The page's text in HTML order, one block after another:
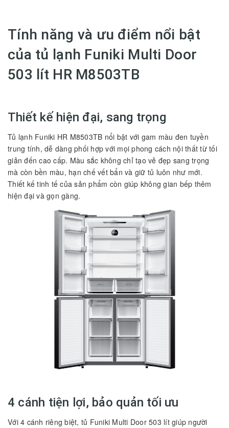
Tính năng và ưu điểm nổi bật
của tủ lạnh Funiki Multi Door
503 lít HR M8503TB
Thiết kế hiện đại, sang trọng
Tủ lạnh Funiki HR M8503TB nổi bật với gam màu đen tuyền
trung tính, dễ dàng phối hợp với mọi phong cách nội thất từ tối
giản đến cao cấp. Màu sắc không chỉ tạo vẻ đẹp sang trọng
mà còn bền màu, hạn chế vết bẩn và giữ tủ luôn như mới.
Thiết kế tinh tế của sản phẩm còn giúp không gian bếp thêm
hiện đại và gọn gàng.
4 cánh tiện lợi, bảo quản tối ưu
Với 4 cánh riêng biệt, tủ Funiki Multi Door 503 lít giúp người